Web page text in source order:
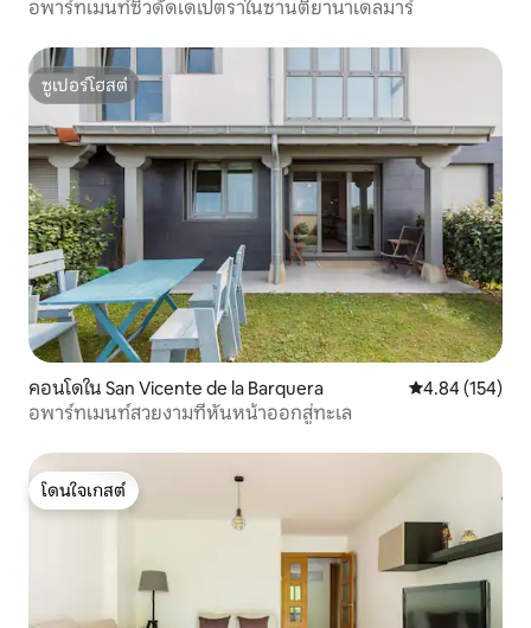
อพาร์ทเมนท์ซิวดัดเดเปตราในซานติยานาเดลมาร์
ซูเปอร์โฮสต์
ซูเปอร์โฮสต์
คอนโดใน San Vicente de la Barquera คะแนนเฉลี่ย
4.84 (154)
อพาร์ทเมนท์สวยงามที่หันหน้าออกสู่ทะเล
โดนใจเกสต์
โดนใจเกสต์